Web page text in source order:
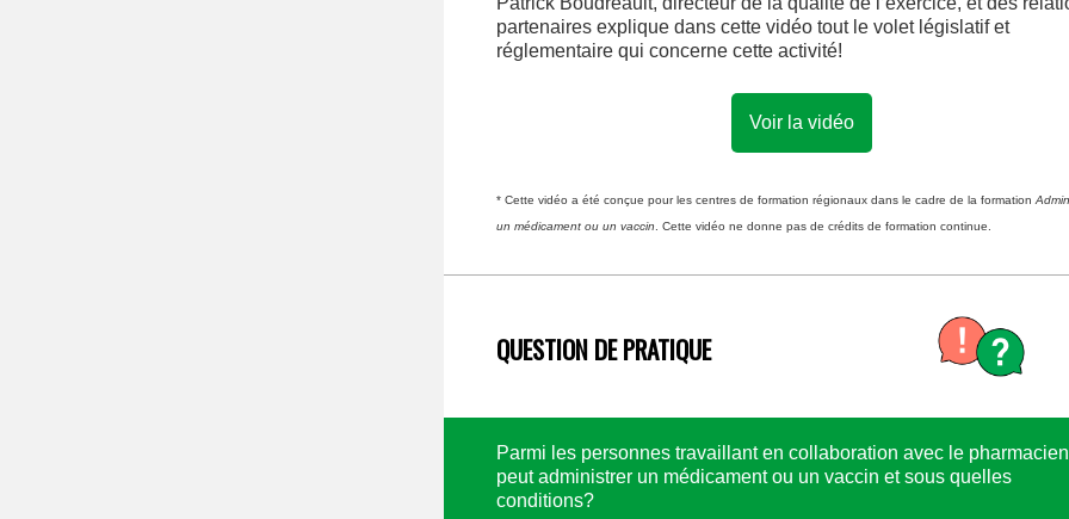
partenaires explique dans cette vidéo tout le volet législatif et
réglementaire qui concerne cette activité!
Voir la vidéo
* Cette vidéo a été conçue pour les centres de formation régionaux dans le cadre de la formation
un médicament ou un vaccin . Cette vidéo ne donne pas de crédits de formation continue.
QUESTION DE PRATIQUE
Parmi les personnes travaillant en collaboration avec le
peut administrer un médicament ou un vaccin et sous quelles
conditions?